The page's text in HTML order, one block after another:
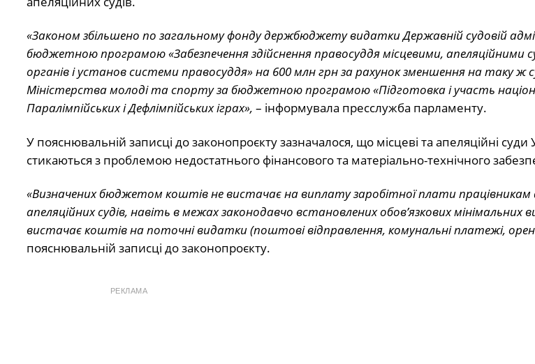
«Законом збільшено по загальному фонду держбюджету видатки Державній судовій
бюджетною програмою «Забезпечення здійснення правосуддя місцевими, апеляційними
органів і установ системи правосуддя» на 600 млн грн за рахунок зменшення на таку ж
Міністерства молоді та спорту за бюджетною програмою «Підготовка і участь
Паралімпійських і Дефлімпійських іграх», – інформувала пресслужба парламенту.
У пояснювальній записці до законопроєкту зазначалося, що місцеві та апеляційні суди
стикаються з проблемою недостатнього фінансового та матеріально-технічного
«Визначених бюджетом коштів не вистачає на виплату заробітної плати працівникам
апеляційних судів, навіть в межах законодавчо встановлених обов’язкових
вистачає коштів на поточні видатки (поштові відправлення, комунальні платежі,
пояснювальній записці до законопроєкту.
РЕКЛАМА